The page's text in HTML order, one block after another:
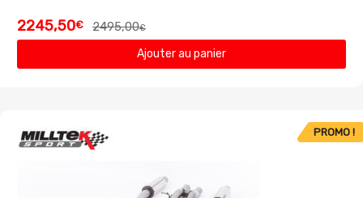
2495,00€
2245,50€
Ajouter au panier
PROMO !